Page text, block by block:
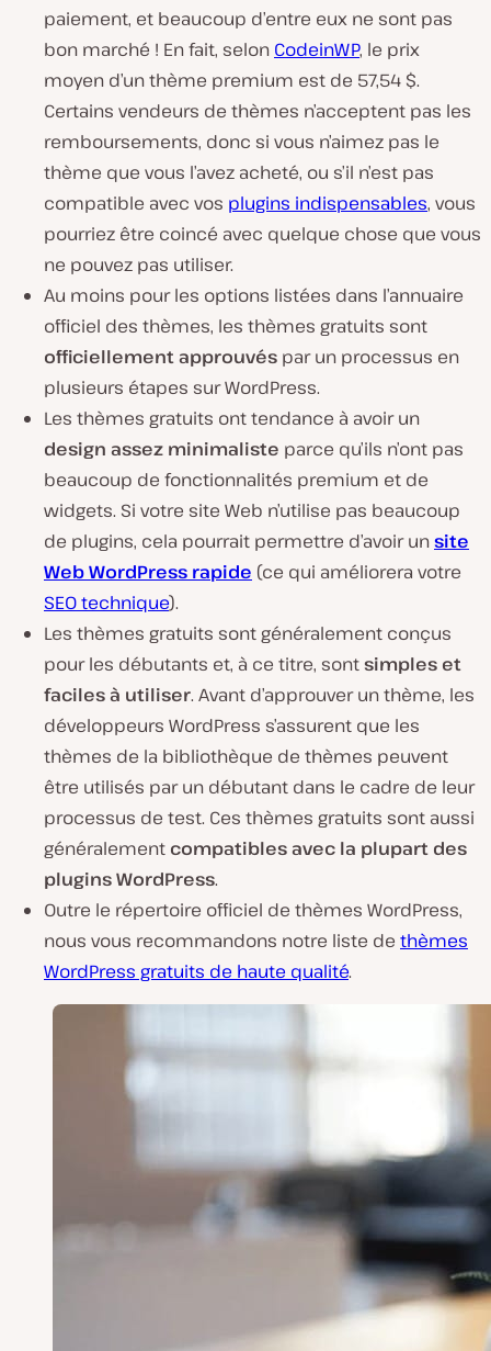
paiement, et beaucoup d’entre eux ne sont pas
bon marché ! En fait, selon CodeinWP, le prix
moyen d’un thème premium est de 57,54 $.
Certains vendeurs de thèmes n’acceptent pas les
remboursements, donc si vous n’aimez pas le
thème que vous l’avez acheté, ou s’il n’est pas
compatible avec vos plugins indispensables, vous
pourriez être coincé avec quelque chose que vous
ne pouvez pas utiliser.
Au moins pour les options listées dans l’annuaire
officiel des thèmes, les thèmes gratuits sont
officiellement approuvés par un processus en
plusieurs étapes sur WordPress.
Les thèmes gratuits ont tendance à avoir un
design assez minimaliste parce qu’ils n’ont pas
beaucoup de fonctionnalités premium et de
widgets. Si votre site Web n’utilise pas beaucoup
de plugins, cela pourrait permettre d’avoir unsite
Web WordPress rapide (ce qui améliorera votre
SEO technique).
Les thèmes gratuits sont généralement conçus
pour les débutants et, à ce titre, sontsimples et
faciles à utiliser. Avant d’approuver un thème, les
développeurs WordPress s’assurent que les
thèmes de la bibliothèque de thèmes peuvent
être utilisés par un débutant dans le cadre de leur
processus de test. Ces thèmes gratuits sont aussi
généralement compatibles avec la plupart des
plugins WordPress.
Outre le répertoire officiel de thèmes WordPress,
nous vous recommandons notre liste de thèmes
WordPress gratuits de haute qualité.